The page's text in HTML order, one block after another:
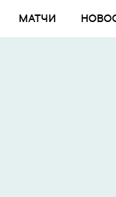
МАТЧИ